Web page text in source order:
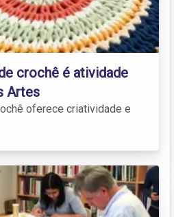
crochê é atividade
Artes
oferece criatividade e